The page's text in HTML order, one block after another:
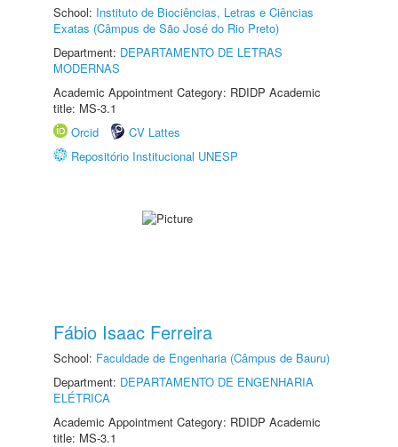
School: Instituto de Biociências, Letras e Ciências
Exatas (Câmpus de São José do Rio Preto)
Department: DEPARTAMENTO DE LETRAS
MODERNAS
Academic Appointment Category: RDIDP Academic
title: MS-3.1
Orcid
CV Lattes
Repositório Institucional UNESP
Fábio Isaac Ferreira
School: Faculdade de Engenharia (Câmpus de Bauru)
Department: DEPARTAMENTO DE ENGENHARIA
ELÉTRICA
Academic Appointment Category: RDIDP Academic
title: MS-3.1